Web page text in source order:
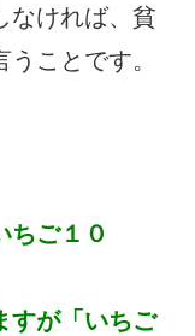
なければ、貧
ことです。
ちご１０
すが「いちご